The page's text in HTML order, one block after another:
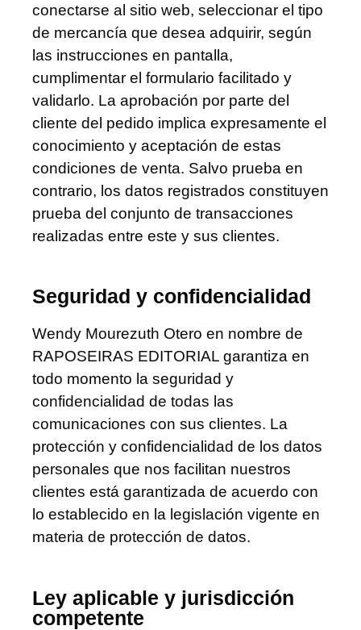
conectarse al sitio web, seleccionar el tipo
de mercancía que desea adquirir, según
las instrucciones en pantalla,
cumplimentar el formulario facilitado y
validarlo. La aprobación por parte del
cliente del pedido implica expresamente el
conocimiento y aceptación de estas
condiciones de venta. Salvo prueba en
contrario, los datos registrados constituyen
prueba del conjunto de transacciones
realizadas entre este y sus clientes.
Seguridad y confidencialidad
Wendy Mourezuth Otero en nombre de
RAPOSEIRAS EDITORIAL garantiza en
todo momento la seguridad y
confidencialidad de todas las
comunicaciones con sus clientes. La
protección y confidencialidad de los datos
personales que nos facilitan nuestros
clientes está garantizada de acuerdo con
lo establecido en la legislación vigente en
materia de protección de datos.
Ley aplicable y jurisdicción
competente